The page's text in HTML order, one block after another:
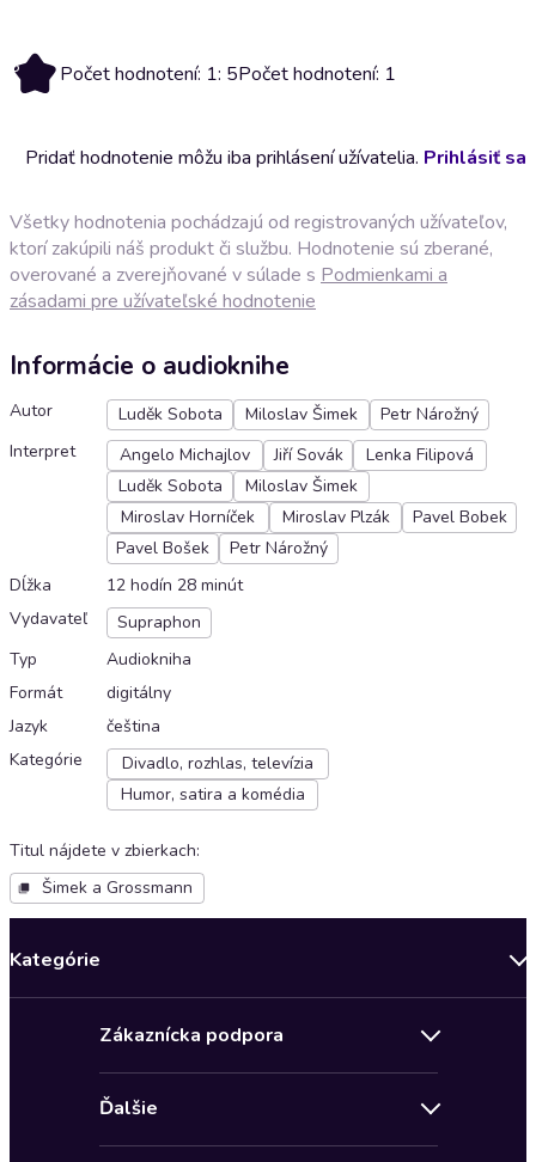
5 Počet hodnotení: 1: 5Počet hodnotení: 1
Pridať hodnotenie môžu iba prihlásení užívatelia. Prihlásiť sa
Všetky hodnotenia pochádzajú od registrovaných užívateľov,
ktorí zakúpili náš produkt či službu. Hodnotenie sú zberané,
overované a zverejňované v súlade s Podmienkami a
zásadami pre užívateľské hodnotenie
Informácie o audioknihe
Autor Luděk Sobota Miloslav Šimek
Petr Nárožný
Interpret
Angelo Michajlov Jiří Sovák
Lenka Filipová
Luděk Sobota
Miloslav Šimek
Miroslav Horníček
Miroslav Plzák
Pavel Bobek
Pavel Bošek
Petr Nárožný
Dĺžka
12 hodín 28 minút
Vydavateľ
Supraphon
Typ
Audiokniha
Formát
digitálny
Jazyk
čeština
Kategórie
Divadlo, rozhlas, televízia
Humor, satira a komédia
Titul nájdete v zbierkach:
Šimek a Grossmann
Kategórie
Zákaznícka podpora
Ďalšie